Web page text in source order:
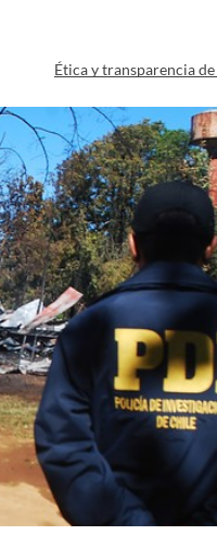
Ética y transparencia